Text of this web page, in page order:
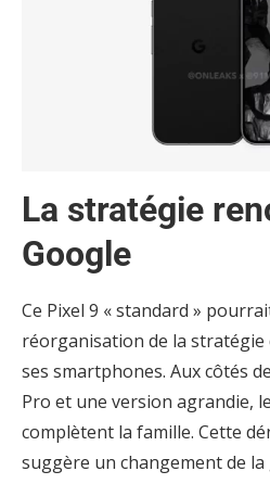
La stratégie
Google
Ce Pixel 9 « standard »
réorganisation de la stratégie
ses smartphones. Aux côtés
Pro et une version agrandie,
complètent la famille. Cette
suggère un changement de la